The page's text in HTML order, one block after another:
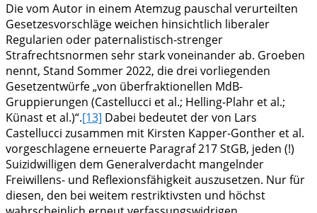
Die vom Autor in einem Atemzug pauschal verurteilten
Gesetzesvorschläge weichen hinsichtlich liberaler
Regularien oder paternalistisch-strenger
Strafrechtsnormen sehr stark voneinander ab. Groeben
nennt, Stand Sommer 2022, die drei vorliegenden
Gesetzentwürfe „von überfraktionellen MdB-
Gruppierungen (Castellucci et al.; Helling-Plahr et al.;
Künast et al.)“.[13] Dabei bedeutet der von Lars
Castellucci zusammen mit Kirsten Kapper-Gonther et al.
vorgeschlagene erneuerte Paragraf 217 StGB, jeden (!)
Suizidwilligen dem Generalverdacht mangelnder
Freiwillens- und Reflexionsfähigkeit auszusetzen. Nur für
diesen, den bei weitem restriktivsten und höchst